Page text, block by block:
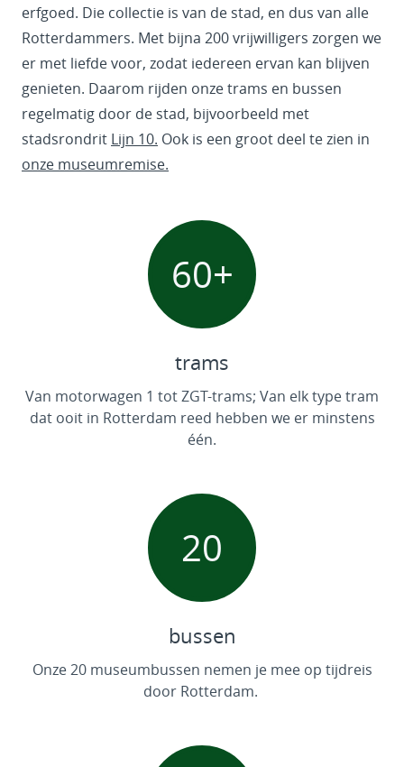
erfgoed. Die collectie is van de stad, en dus van alle
Rotterdammers. Met bijna 200 vrijwilligers zorgen we
er met liefde voor, zodat iedereen ervan kan blijven
genieten. Daarom rijden onze trams en bussen
regelmatig door de stad, bijvoorbeeld met
stadsrondrit Lijn 10. Ook is een groot deel te zien in
onze museumremise.
60+
trams
Van motorwagen 1 tot ZGT-trams; Van elk type tram
dat ooit in Rotterdam reed hebben we er minstens
één.
20
bussen
Onze 20 museumbussen nemen je mee op tijdreis
door Rotterdam.